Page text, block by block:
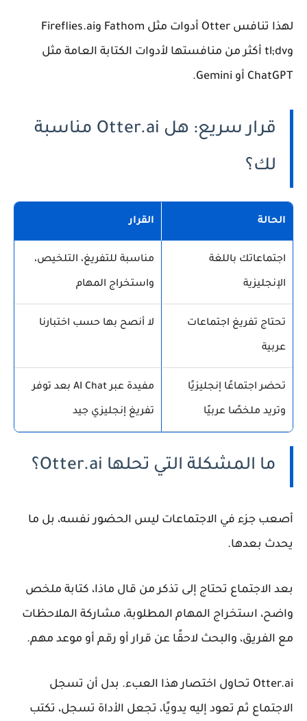
لهذا تنافس Otter أدوات مثل Fathom وFireflies.ai
وtl;dv أكثر من منافستها لأدوات الكتابة العامة مثل
ChatGPT أو Gemini.
قرار سريع: هل Otter.ai مناسبة
لك؟
الحالة القرار
اجتماعاتك باللغة
الإنجليزية
مناسبة للتفريغ، التلخيص،
واستخراج المهام
تحتاج تفريغ اجتماعات
عربية
لا أنصح بها حسب اختبارنا
تحضر اجتماعًا إنجليزيًا
وتريد ملخصًا عربيًا
مفيدة عبر AI Chat بعد توفر
تفريغ إنجليزي جيد
ما المشكلة التي تحلها Otter.ai؟
أصعب جزء في الاجتماعات ليس الحضور نفسه، بل ما
يحدث بعدها.
بعد الاجتماع تحتاج إلى تذكر من قال ماذا، كتابة ملخص
واضح، استخراج المهام المطلوبة، مشاركة الملاحظات
مع الفريق، والبحث لاحقًا عن قرار أو رقم أو موعد مهم.
Otter.ai تحاول اختصار هذا العبء. بدل أن تسجل
الاجتماع ثم تعود إليه يدويًا، تجعل الأداة تسجل، تكتب